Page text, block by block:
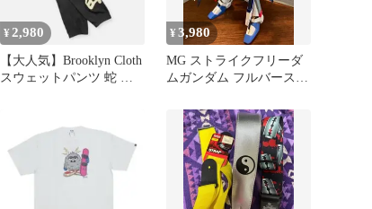
¥2,980
【大人気】Brooklyn Cloth
スウェットパンツ 蛇 薔
¥3,980
MG ストライクフリーダ
ムガンダム フルバースト